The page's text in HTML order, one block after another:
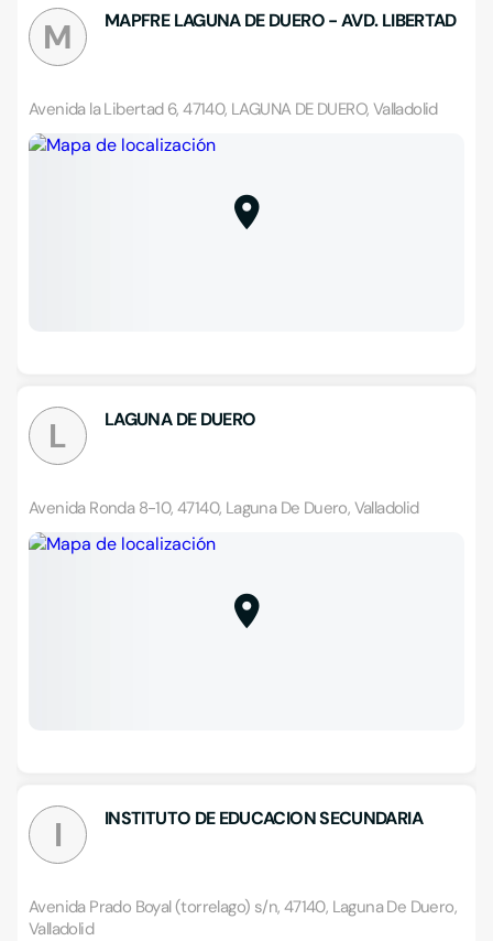
M MAPFRE LAGUNA DE DUERO - AVD. LIBERTAD
Avenida la Libertad 6, 47140, LAGUNA DE DUERO, Valladolid
L LAGUNA DE DUERO
Avenida Ronda 8-10, 47140, Laguna De Duero, Valladolid
I INSTITUTO DE EDUCACION SECUNDARIA
Avenida Prado Boyal (torrelago) s/n, 47140, Laguna De Duero,
Valladolid